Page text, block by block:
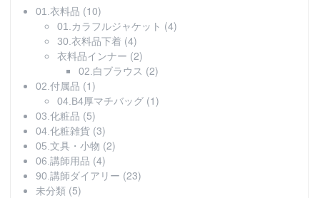
01.衣料品 (10)
01.カラフルジャケット (4)
30.衣料品下着 (4)
衣料品インナー (2)
02.白ブラウス (2)
02.付属品 (1)
04.B4厚マチバッグ (1)
03.化粧品 (5)
04.化粧雑貨 (3)
05.文具・小物 (2)
06.講師用品 (4)
90.講師ダイアリー (23)
未分類 (5)